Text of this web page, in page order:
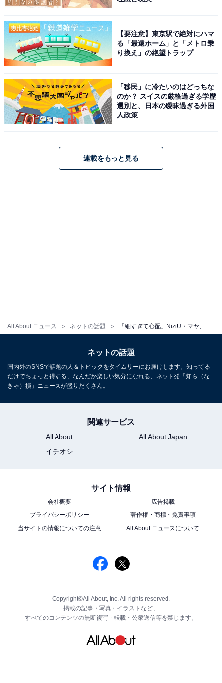
All About ニュース ネットの話題
【要注意】東京駅で絶対にハマ
る「最遠ホーム」と「メトロ乗
り換え」の絶望トラップ
「移民」に冷たいのはどっちな
のか？ スイスの厳格過ぎる学歴
選別と、日本の曖昧過ぎる外国
人政策
連載をもっと見る
ネットの話題
国内外のSNSで話題の人＆トピックをタイムリーにお届けします。知ってる
だけでちょっと得する、なんだか楽しい気分になれる、ネット発「知ら（な
きゃ）損」ニュースが盛りだくさん。
関連サービス
All About
All About Japan
イチオシ
サイト情報
会社概要
広告掲載
プライバシーポリシー
著作権・商標・免責事項
当サイトの情報についての注意
All About ニュースについて
Copyright©All About, Inc. All rights reserved.
掲載の記事・写真・イラストなど、
すべてのコンテンツの無断複写・転載・公衆送信等を禁じます。